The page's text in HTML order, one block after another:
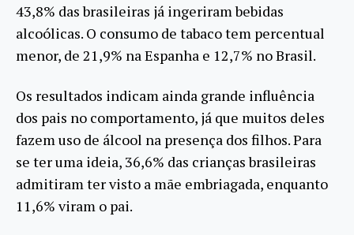
43,8% das brasileiras já ingeriram bebidas
alcoólicas. O consumo de tabaco tem percentual
menor, de 21,9% na Espanha e 12,7% no Brasil.
Os resultados indicam ainda grande influência
dos pais no comportamento, já que muitos deles
fazem uso de álcool na presença dos filhos. Para
se ter uma ideia, 36,6% das crianças brasileiras
admitiram ter visto a mãe embriagada, enquanto
11,6% viram o pai.